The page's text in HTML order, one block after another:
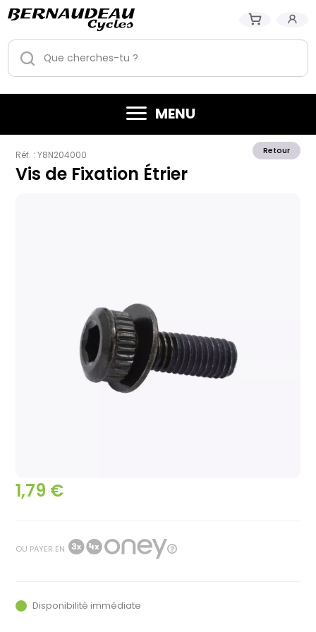
MENU
Retour
Réf. : Y8N204000
Vis de Fixation Étrier
1,79 €
OU PAYER EN
Disponibilité immédiate